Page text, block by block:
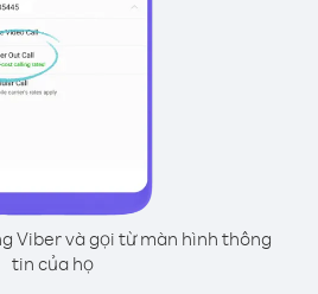
Viber và gọi từ màn hình thông
tin của họ